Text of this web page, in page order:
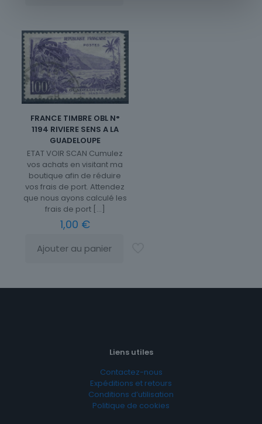
FRANCE TIMBRE OBL N°
1194 RIVIERE SENS A LA
GUADELOUPE
ETAT VOIR SCAN Cumulez
vos achats en visitant ma
boutique afin de réduire
vos frais de port. Attendez
que nous ayons calculé les
frais de port[…]
1,00 €
Ajouter au panier
Liens utiles
Contactez-nous
Expéditions et retours
Conditions d’utilisation
Politique de cookies